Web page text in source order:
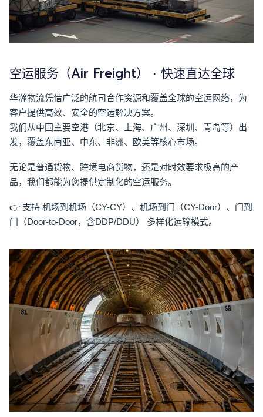
空运服务（Air Freight） · 快速直达全球
华瀚物流凭借广泛的航司合作资源和覆盖全球的空运网络，为
客户提供高效、安全的空运解决方案。
我们从中国主要空港（北京、上海、广州、深圳、青岛等）出
发，覆盖东南亚、中东、非洲、欧美等核心市场。
无论是普通货物、跨境电商货物，还是对时效要求极高的产
品，我们都能为您提供定制化的空运服务。
👉 支持 机场到机场（CY-CY）、机场到门（CY-Door）、门到
门（Door-to-Door，含DDP/DDU）
多样化运输模式。